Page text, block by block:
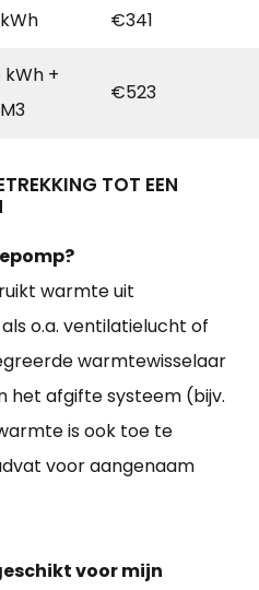
€341
kWh +
€523
TOT EEN
warmte uit
o.a. ventilatielucht of
warmtewisselaar
het afgifte systeem (bijv.
is ook toe te
voor aangenaam
voor mijn